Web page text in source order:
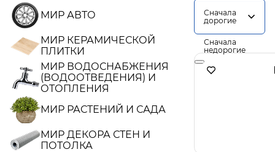
МИР АВТО
МИР КЕРАМИЧЕСКОЙ
ПЛИТКИ
МИР ВОДОСНАБЖЕНИЯ
(ВОДООТВЕДЕНИЯ) И
ОТОПЛЕНИЯ
МИР РАСТЕНИЙ И САДА
МИР ДЕКОРА СТЕН И
ПОТОЛКА
Сначала
дорогие
Сначала
недорогие